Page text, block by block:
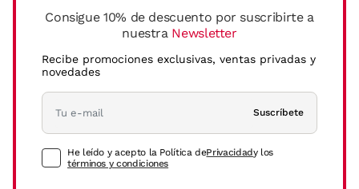
Consigue 10% de descuento por suscribirte a
nuestra Newsletter
Recibe promociones exclusivas, ventas privadas y
novedades
Suscríbete
He leído y acepto la Política dePrivacidady los
términos y condiciones